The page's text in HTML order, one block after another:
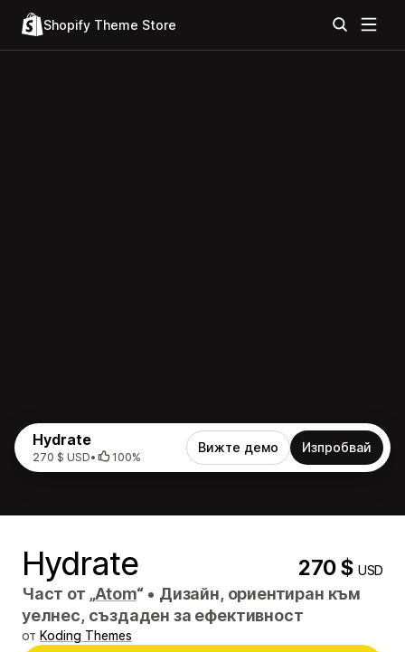
Shopify Theme Store
Hydrate
270 $ USD• 100%
Вижте демо Изпробвай
Hydrate 270 $USD
Част от „Atom“ • Дизайн, ориентиран към
уелнес, създаден за ефективност
от Koding Themes